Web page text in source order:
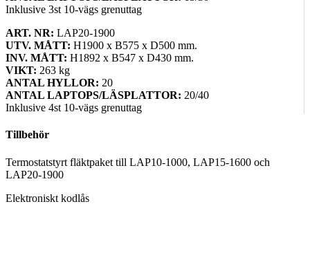
Inklusive 3st 10-vägs grenuttag
ART. NR: LAP20-1900
UTV. MÅTT: H1900 x B575 x D500 mm.
INV. MÅTT: H1892 x B547 x D430 mm.
VIKT: 263 kg
ANTAL HYLLOR: 20
ANTAL LAPTOPS/LÄSPLATTOR: 20/40
Inklusive 4st 10-vägs grenuttag
Tillbehör
Termostatstyrt fläktpaket till LAP10-1000, LAP15-1600 och
LAP20-1900
Elektroniskt kodlås